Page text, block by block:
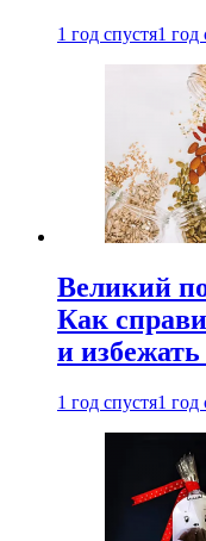
1 год спустя1 год
Великий
Как
и избежать
1 год спустя1 год